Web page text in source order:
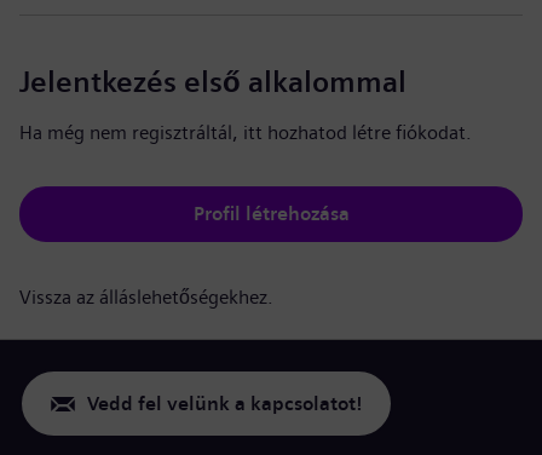
Jelentkezés első alkalommal
Ha még nem regisztráltál, itt hozhatod létre fiókodat.
Profil létrehozása
Vissza az álláslehetőségekhez.
Vedd fel velünk a kapcsolatot!